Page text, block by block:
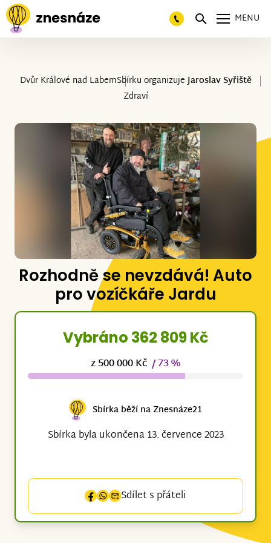
MENU
Dvůr Králové nad LabemSbírku organizujeJaroslav Syřiště
Zdraví
Rozhodně se nevzdává! Auto
pro vozíčkáře Jardu
Vybráno 362 809 Kč
z 500 000 Kč / 73 %
Sbírka běží na Znesnáze21
Sbírka byla ukončena 13. července 2023
Sdílet s přáteli